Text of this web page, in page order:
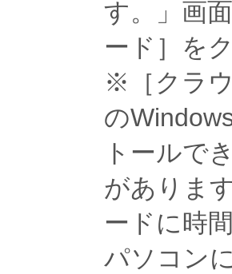
す。」画
ード］を
※［クラ
の
トールで
がありま
ードに時
パソコン